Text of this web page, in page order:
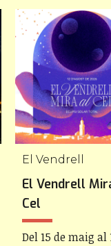
El Vendrell
El Vendrell
Cel
Del 15 de maig al